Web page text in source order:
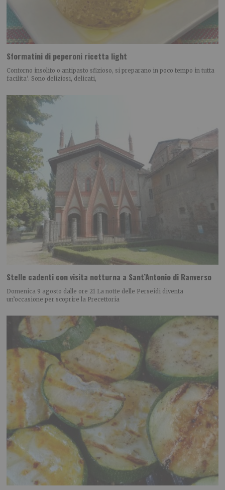
Sformatini di peperoni ricetta light
Contorno insolito o antipasto sfizioso, si preparano in poco tempo in tutta
facilita’. Sono deliziosi, delicati,
Stelle cadenti con visita notturna a Sant’Antonio di Ranverso
Domenica 9 agosto dalle ore 21 La notte delle Perseidi diventa
un’occasione per scoprire la Precettoria